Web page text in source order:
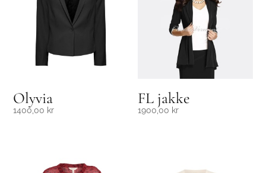
Olyvia
1400,00 kr
FL jakke
1900,00 kr